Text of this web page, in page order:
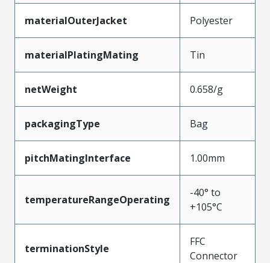
materialOuterJacket Polyester
materialPlatingMating Tin
netWeight 0.658/g
packagingType Bag
pitchMatingInterface 1.00mm
temperatureRangeOperating
-40° to
+105°C
terminationStyle
FFC
Connector